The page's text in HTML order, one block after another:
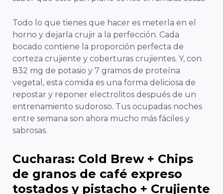
Todo lo que tienes que hacer es meterla en el
horno y dejarla crujir a la perfección. Cada
bocado contiene la proporción perfecta de
corteza crujiente y coberturas crujientes. Y, con
832 mg de potasio y 7 gramos de proteína
vegetal, esta comida es una forma deliciosa de
repostar y reponer electrolitos después de un
entrenamiento sudoroso. Tus ocupadas noches
entre semana son ahora mucho más fáciles y
sabrosas.
Cucharas: Cold Brew + Chips
de granos de café expreso
tostados y pistacho + Crujiente